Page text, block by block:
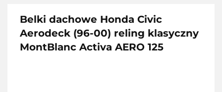
Belki dachowe Honda Civic
Aerodeck (96-00) reling klasyczny
MontBlanc Activa AERO 125